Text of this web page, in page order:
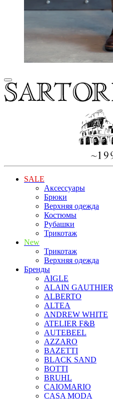
SALE
Аксессуары
Брюки
Верхняя одежда
Костюмы
Рубашки
Трикотаж
New
Трикотаж
Верхняя одежда
Бренды
AIGLE
ALAIN GAUTHIER
ALBERTO
ALTEA
ANDREW WHITE
ATELIER F&B
AUTEBEEL
AZZARO
BAZETTI
BLACK SAND
BOTTI
BRUHL
CAIOMARIO
CASA MODA